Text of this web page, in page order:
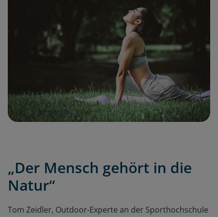
„Der Mensch gehört in die
Natur“
Tom Zeidler, Outdoor-Experte an der Sporthochschule